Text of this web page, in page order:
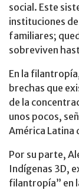
social. Este
instituciones
familiares;
sobreviven
En la
brechas que
de la
unos pocos,
América Latina
Por su parte,
Indígenas 3D,
filantropía” en